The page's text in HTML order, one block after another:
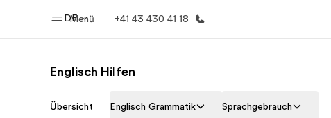
Menü
DE +41 43 430 41 18
Home Programme
Englisch Hilfen
Übersicht Englisch Grammatik Sprachgebrauch